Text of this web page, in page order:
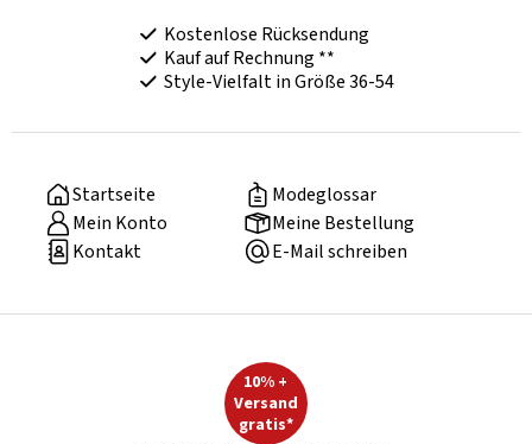
Kostenlose Rücksendung
Kauf auf Rechnung **
Style-Vielfalt in Größe 36-54
Startseite
Modeglossar
Mein Konto
Meine Bestellung
Kontakt
E-Mail schreiben
10% +
Versand
gratis*